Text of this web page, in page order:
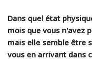
Dans quel état
mois que vous n'avez
mais elle semble être
vous en arrivant dans